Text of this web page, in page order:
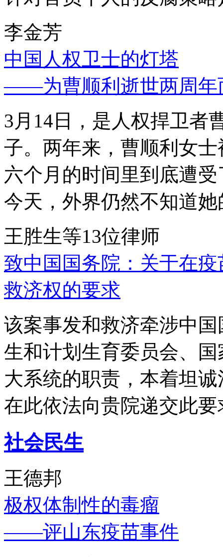
李金芳
中国人权卫士的灯塔
——为曹顺利逝世两周年
3月14日，是人权捍卫者
子。两年来，曹顺利女
六个月的时间里到底遭
今天，外界仍然不知道
王胜生等13位律师
致中国国务院：关于在
救济权的要求
该案事发和救济牵涉中
生和计划生育委员会、
大系统的职责，本着坦
在此依法向贵院递交此要
社会民生
王德邦
极权体制性的毒瘤
——评山东疫苗事件